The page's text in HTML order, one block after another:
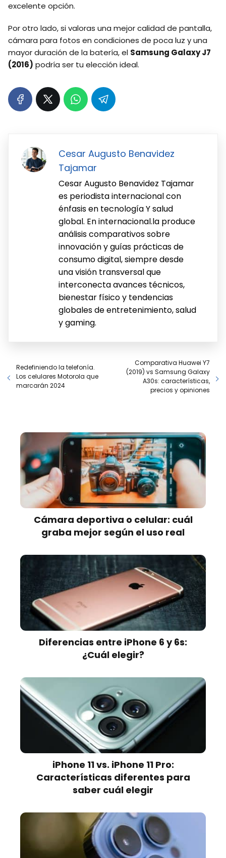
excelente opción.
Por otro lado, si valoras una mejor calidad de pantalla,
cámara para fotos en condiciones de poca luz y una
mayor duración de la batería, el Samsung Galaxy J7
(2016) podría ser tu elección ideal.
Cesar Augusto Benavidez
Tajamar
Cesar Augusto Benavidez Tajamar
es periodista internacional con
énfasis en tecnología Y salud
global. En internacional.la produce
análisis comparativos sobre
innovación y guías prácticas de
consumo digital, siempre desde
una visión transversal que
interconecta avances técnicos,
bienestar físico y tendencias
globales de entretenimiento, salud
y gaming.
Redefiniendo la telefonía.
Los celulares Motorola que
marcarán 2024
Comparativa Huawei Y7
(2019) vs Samsung Galaxy
A30s: características,
precios y opiniones
Cámara deportiva o celular: cuál
graba mejor según el uso real
Diferencias entre iPhone 6 y 6s:
¿Cuál elegir?
iPhone 11 vs. iPhone 11 Pro:
Características diferentes para
saber cuál elegir